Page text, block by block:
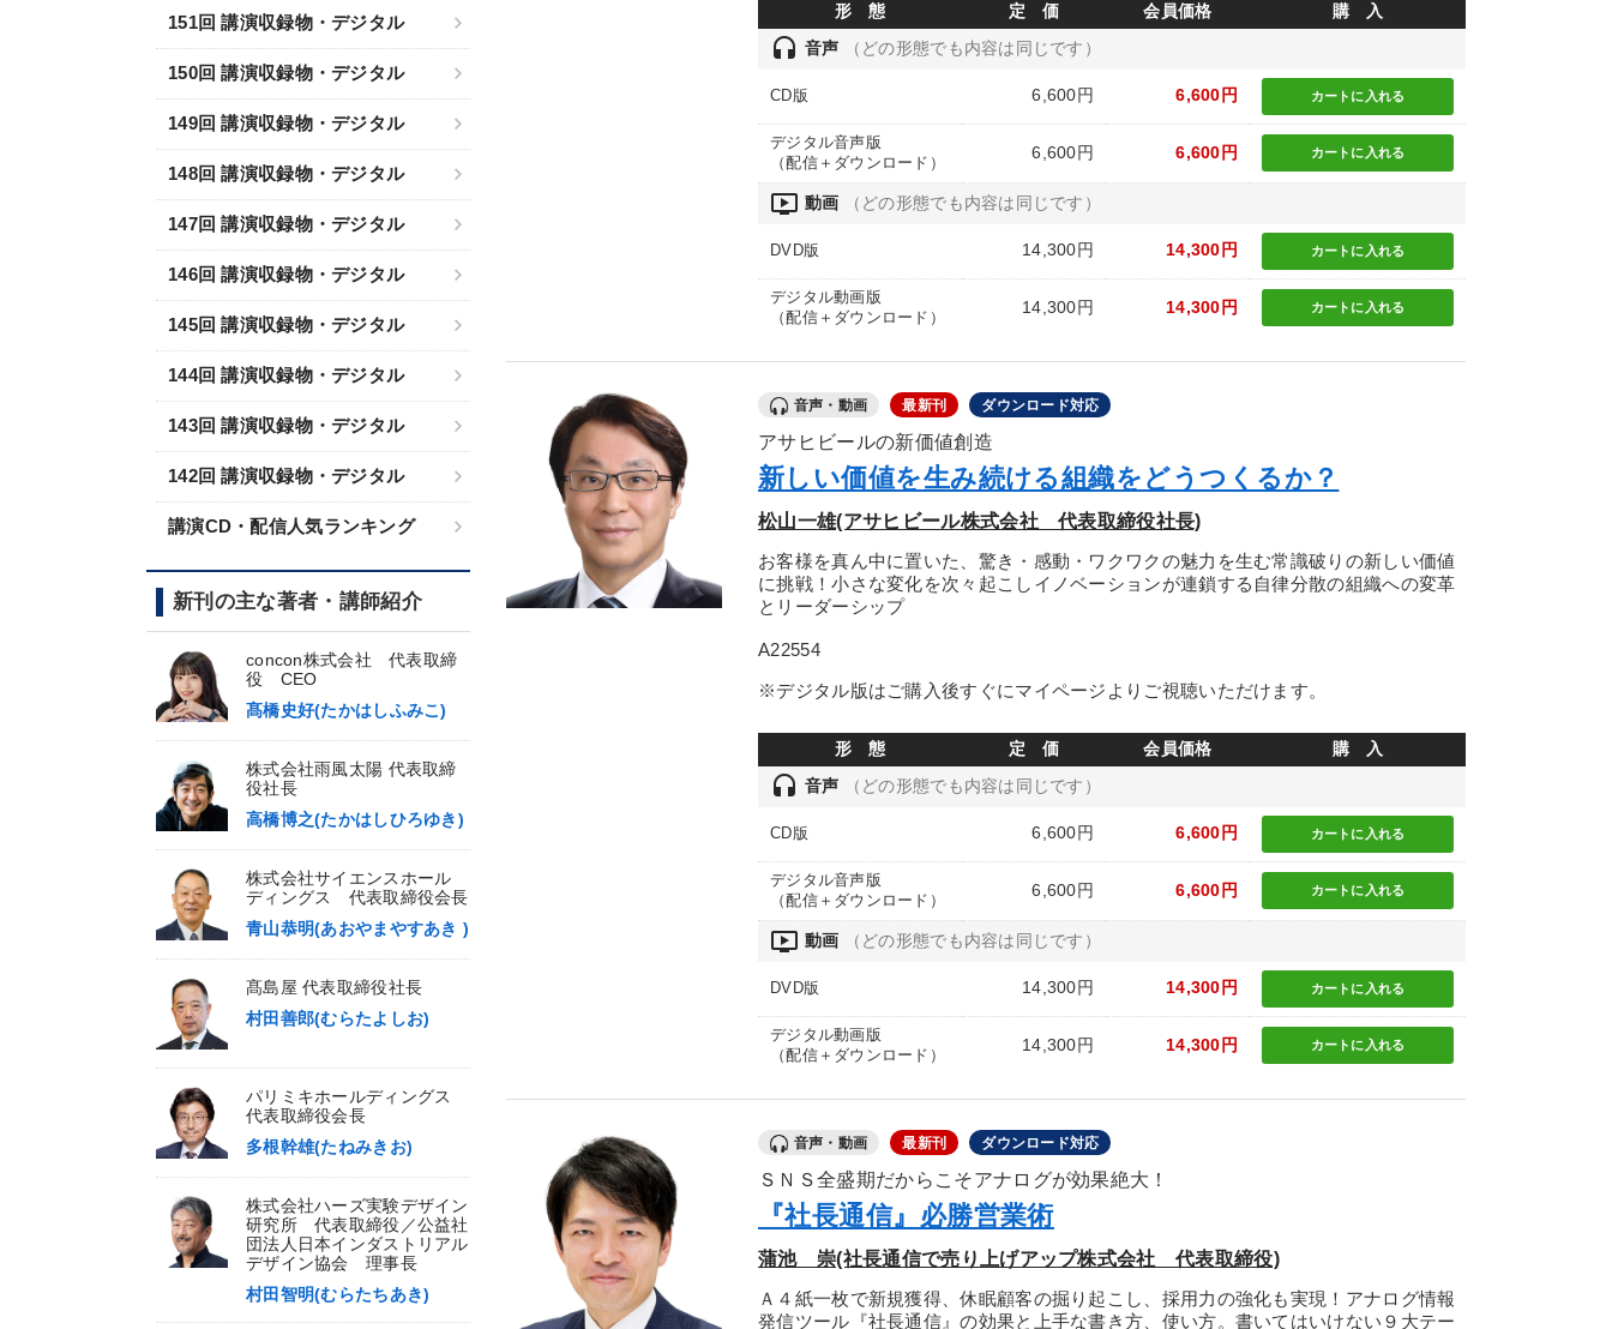
151回 講演収録物・デジタル
150回 講演収録物・デジタル
149回 講演収録物・デジタル
148回 講演収録物・デジタル
147回 講演収録物・デジタル
146回 講演収録物・デジタル
145回 講演収録物・デジタル
144回 講演収録物・デジタル
143回 講演収録物・デジタル
142回 講演収録物・デジタル
講演CD・配信人気ランキング
新刊の主な著者・講師紹介
concon株式会社 代表取締
役 CEO
髙橋史好(たかはしふみこ)
株式会社雨風太陽 代表取締
役社長
高橋博之(たかはしひろゆき)
株式会社サイエンスホール
ディングス 代表取締役会長
青山恭明(あおやまやすあき )
髙島屋 代表取締役社長
村田善郎(むらたよしお)
パリミキホールディングス
代表取締役会長
多根幹雄(たねみきお)
株式会社ハーズ実験デザイン
研究所 代表取締役／公益社
団法人日本インダストリアル
デザイン協会 理事長
村田智明(むらたちあき)
形 態 定 価 会員価格 購 入
headset 音声 （どの形態でも内容は同じです）
CD版 6,600円 6,600円 カートに 入れる
デジタル音声版
（配信＋ダウンロード）
6,600円 6,600円 カートに 入れる
ondemand_video 動画 （どの形態でも内容は同じです）
DVD版 14,300円 14,300円 カートに 入れる
デジタル動画版
（配信＋ダウンロード）
14,300円 14,300円 カートに 入れる
音声・動画 最新刊 ダウンロード対応
アサヒビールの新価値創造
新しい価値を生み続ける組織をどうつくるか？
松山一雄(アサヒビール株式会社 代表取締役社長)
お客様を真ん中に置いた、驚き・感動・ワクワクの魅力を生む常識破りの新しい価値
に挑戦！小さな変化を次々起こしイノベーションが連鎖する自律分散の組織への変革
とリーダーシップ
A22554
※デジタル版はご購入後すぐにマイページよりご視聴いただけます。
形 態 定 価 会員価格 購 入
headset 音声 （どの形態でも内容は同じです）
CD版 6,600円 6,600円 カートに 入れる
デジタル音声版
（配信＋ダウンロード）
6,600円 6,600円 カートに 入れる
ondemand_video 動画 （どの形態でも内容は同じです）
DVD版 14,300円 14,300円 カートに 入れる
デジタル動画版
（配信＋ダウンロード）
14,300円 14,300円 カートに 入れる
音声・動画 最新刊 ダウンロード対応
ＳＮＳ全盛期だからこそアナログが効果絶大！
『社長通信』必勝営業術
蒲池 崇(社長通信で売り上げアップ株式会社 代表取締役)
Ａ４紙一枚で新規獲得、休眠顧客の掘り起こし、採用力の強化も実現！アナログ情報
発信ツール『社長通信』の効果と上手な書き方、使い方。書いてはいけない９大テー